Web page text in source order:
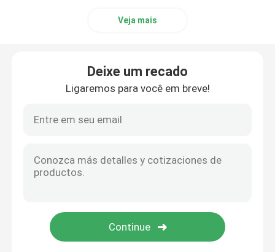
Veja mais
Deixe um recado
Ligaremos para você em breve!